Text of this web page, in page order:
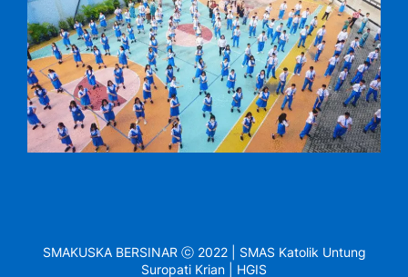
SMAKUSKA BERSINAR ⓒ 2022 | SMAS Katolik Untung
Suropati Krian | HGIS